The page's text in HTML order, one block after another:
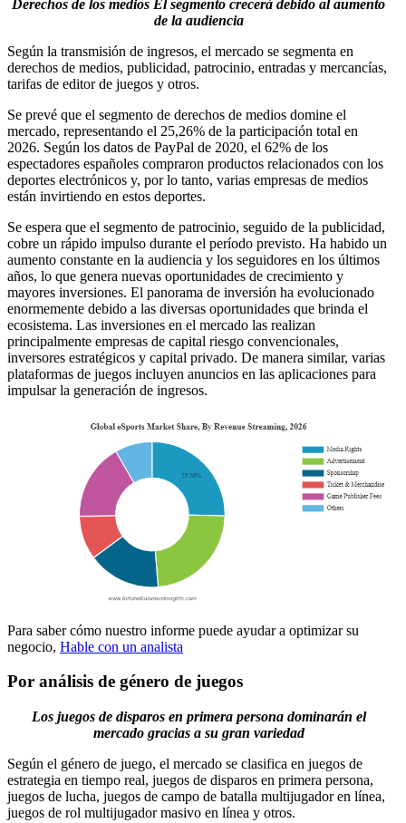
Derechos de los medios El segmento crecerá debido al aumento
de la audiencia
Según la transmisión de ingresos, el mercado se segmenta en
derechos de medios, publicidad, patrocinio, entradas y mercancías,
tarifas de editor de juegos y otros.
Se prevé que el segmento de derechos de medios domine el
mercado, representando el 25,26% de la participación total en
2026. Según los datos de PayPal de 2020, el 62% de los
espectadores españoles compraron productos relacionados con los
deportes electrónicos y, por lo tanto, varias empresas de medios
están invirtiendo en estos deportes.
Se espera que el segmento de patrocinio, seguido de la publicidad,
cobre un rápido impulso durante el período previsto. Ha habido un
aumento constante en la audiencia y los seguidores en los últimos
años, lo que genera nuevas oportunidades de crecimiento y
mayores inversiones. El panorama de inversión ha evolucionado
enormemente debido a las diversas oportunidades que brinda el
ecosistema. Las inversiones en el mercado las realizan
principalmente empresas de capital riesgo convencionales,
inversores estratégicos y capital privado. De manera similar, varias
plataformas de juegos incluyen anuncios en las aplicaciones para
impulsar la generación de ingresos.
Para saber cómo nuestro informe puede ayudar a optimizar su
negocio, Hable con un analista
Por análisis de género de juegos
Los juegos de disparos en primera persona dominarán el
mercado gracias a su gran variedad
Según el género de juego, el mercado se clasifica en juegos de
estrategia en tiempo real, juegos de disparos en primera persona,
juegos de lucha, juegos de campo de batalla multijugador en línea,
juegos de rol multijugador masivo en línea y otros.